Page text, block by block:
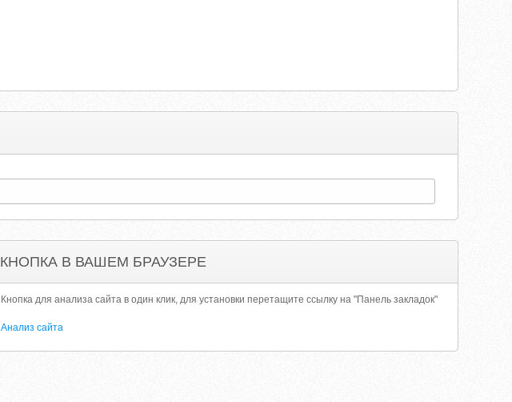
КНОПКА В ВАШЕМ БРАУЗЕРЕ
Кнопка для анализа сайта в один клик, для установки перетащите ссылку на "Панель закладок"
Анализ сайта